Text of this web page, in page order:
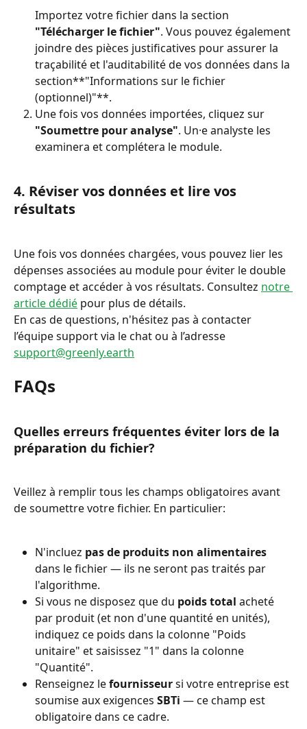
Importez votre fichier dans la section
"Télécharger le fichier". Vous pouvez également
joindre des pièces justificatives pour assurer la
traçabilité et l'auditabilité de vos données dans la
section**"Informations sur le fichier
(optionnel)"**.
Une fois vos données importées, cliquez sur
"Soumettre pour analyse". Un·e analyste les
examinera et complétera le module.
4. Réviser vos données et lire vos
résultats
Une fois vos données chargées, vous pouvez lier les
dépenses associées au module pour éviter le double
comptage et accéder à vos résultats. Consultez notre
article dédié pour plus de détails.
En cas de questions, n'hésitez pas à contacter
l’équipe support via le chat ou à l’adresse
support@greenly.earth
FAQs
Quelles erreurs fréquentes éviter lors de la
préparation du fichier?
Veillez à remplir tous les champs obligatoires avant
de soumettre votre fichier. En particulier:
N'incluez pas de produits non alimentaires
dans le fichier — ils ne seront pas traités par
l'algorithme.
Si vous ne disposez que du poids total acheté
par produit (et non d'une quantité en unités),
indiquez ce poids dans la colonne "Poids
unitaire" et saisissez "1" dans la colonne
"Quantité".
Renseignez le fournisseur si votre entreprise est
soumise aux exigences SBTi — ce champ est
obligatoire dans ce cadre.